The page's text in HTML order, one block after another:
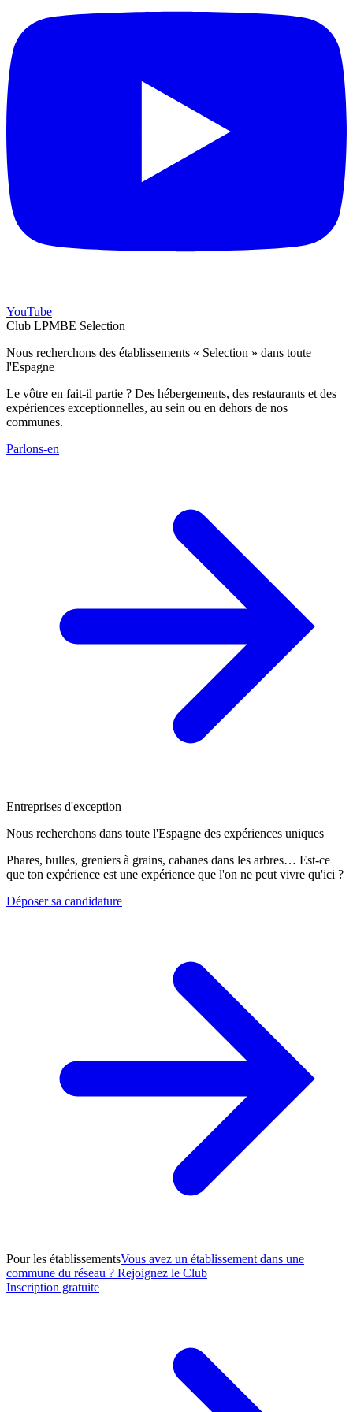
YouTube
Club LPMBE Selection
Nous recherchons des établissements « Selection » dans toute
l'Espagne
Le vôtre en fait-il partie ? Des hébergements, des restaurants et des
expériences exceptionnelles, au sein ou en dehors de nos
communes.
Parlons-en
Entreprises d'exception
Nous recherchons dans toute l'Espagne des expériences uniques
Phares, bulles, greniers à grains, cabanes dans les arbres… Est-ce
que ton expérience est une expérience que l'on ne peut vivre qu'ici ?
Déposer sa candidature
Pour les établissementsVous avez un établissement dans une
commune du réseau ? Rejoignez le Club
Inscription gratuite